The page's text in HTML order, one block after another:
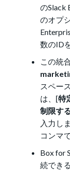
のSlack
のオプ
数のID
この統
スペー
は、[特
制限す
入力し
コンマ
Box for
続でき